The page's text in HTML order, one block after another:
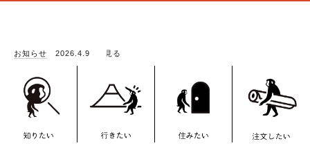
お知らせ 2026.4.9
記事一覧